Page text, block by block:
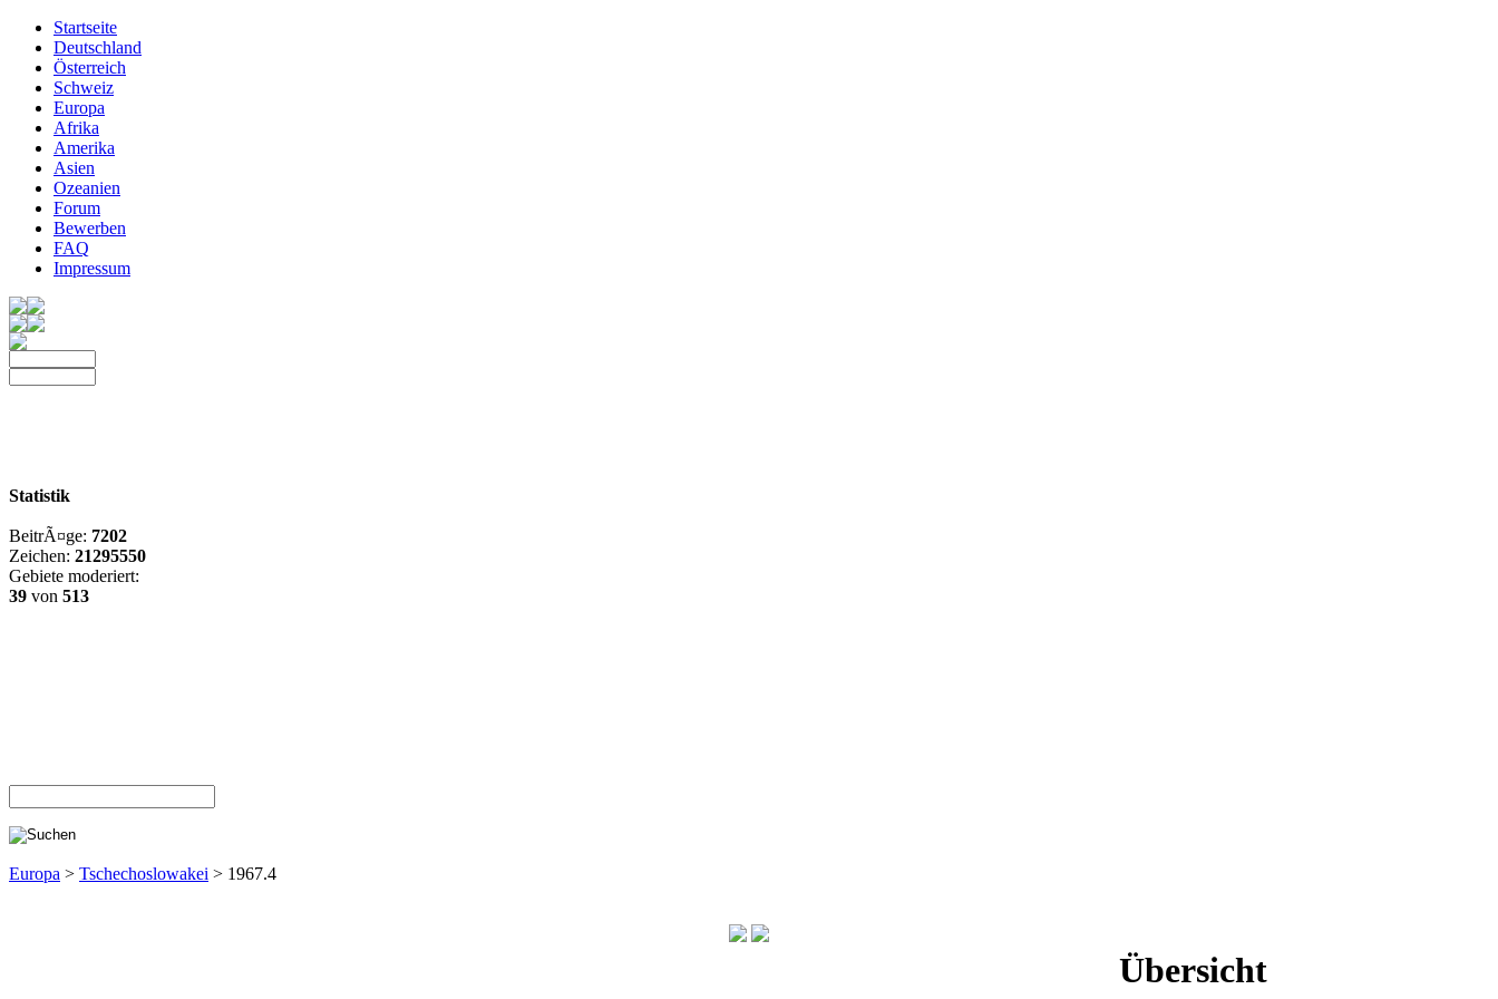
Startseite
Deutschland
Österreich
Schweiz
Europa
Afrika
Amerika
Asien
Ozeanien
Forum
Bewerben
FAQ
Impressum
Statistik
BeitrÃ¤ge: 7202
Zeichen: 21295550
Gebiete moderiert:
39 von 513
Europa > Tschechoslowakei > 1967.4
Übersicht